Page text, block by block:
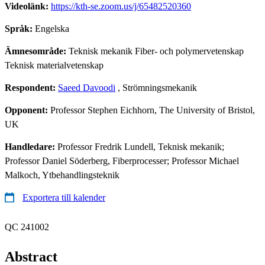
Videolänk: https://kth-se.zoom.us/j/65482520360
Språk: Engelska
Ämnesområde: Teknisk mekanik Fiber- och polymervetenskap
Teknisk materialvetenskap
Respondent: Saeed Davoodi , Strömningsmekanik
Opponent: Professor Stephen Eichhorn, The University of Bristol,
UK
Handledare: Professor Fredrik Lundell, Teknisk mekanik;
Professor Daniel Söderberg, Fiberprocesser; Professor Michael
Malkoch, Ytbehandlingsteknik
Exportera till kalender
QC 241002
Abstract